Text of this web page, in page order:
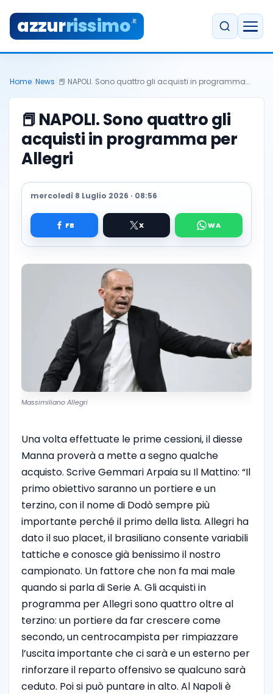
azzurrissimo.it
Home News 📕 NAPOLI. Sono quattro gli acquisti in programma…
📕NAPOLI. Sono quattro gli
acquisti in programma per
Allegri
mercoledì 8 Luglio 2026 · 08:56
Massimiliano Allegri
Una volta effettuate le prime cessioni, il diesse
Manna proverà a mette a segno qualche
acquisto. Scrive Gemmari Arpaia su Il Mattino: “Il
primo obiettivo saranno un portiere e un
terzino, con il nome di Dodò sempre più
importante perché il primo della lista. Allegri ha
dato il suo placet, il brasiliano consente variabili
tattiche e conosce già benissimo il nostro
campionato. Un fattore che non fa mai male
quando si parla di Serie A. Gli acquisti in
programma per Allegri sono quattro oltre al
terzino: un portiere da far crescere come
secondo, un centrocampista per rimpiazzare
l’uscita importante che ci sarà e un esterno per
rinforzare il reparto offensivo se qualcuno sarà
ceduto. Poi si può puntare in alto. Al Napoli è